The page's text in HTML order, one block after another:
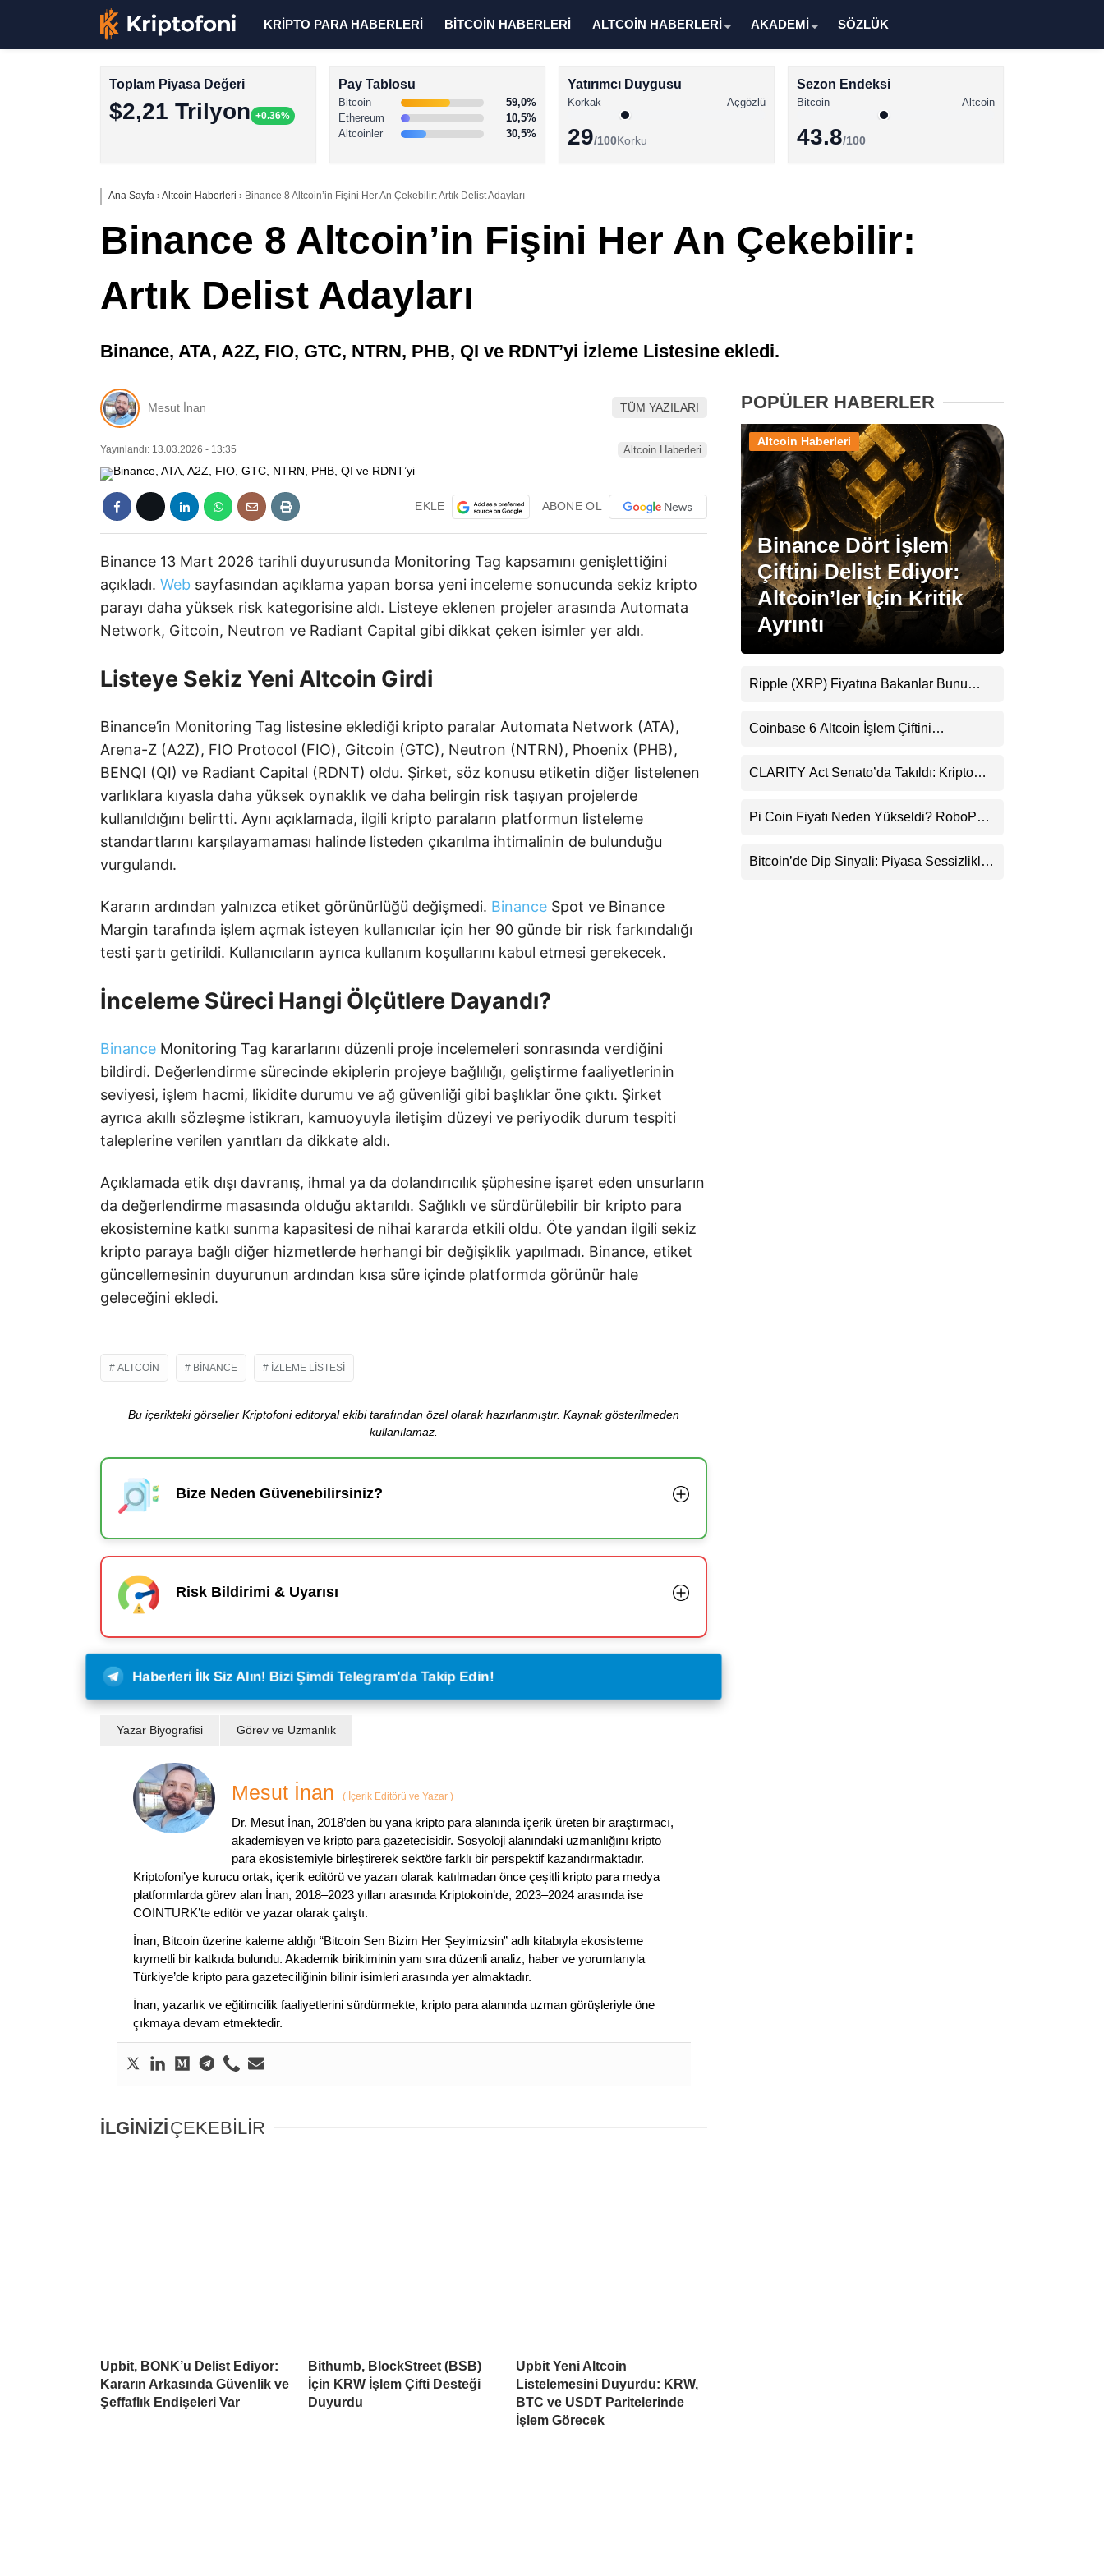
Stablecoin Haberleri
Facebook
Instagram
Youtube
KRİPTO PARA HABERLERİ BİTCOİN HABERLERİ ALTCOİN HABERLERİ AKADEMİ SÖZLÜK
Toplam Piyasa Değeri
$2,21 Trilyon +0.36%
Pay Tablosu
Bitcoin
59,0%
Ethereum
10,5%
Altcoinler
30,5%
Yatırımcı Duygusu
Korkak Açgözlü
29/100Korku
Sezon Endeksi
Bitcoin Altcoin
43.8/100
Ana Sayfa ›Altcoin Haberleri › Binance 8 Altcoin’in Fişini Her An Çekebilir: Artık Delist Adayları
Binance 8 Altcoin’in Fişini Her An Çekebilir:
Artık Delist Adayları
Binance, ATA, A2Z, FIO, GTC, NTRN, PHB, QI ve RDNT’yi İzleme Listesine ekledi.
Mesut İnan TÜM YAZILARI
Yayınlandı: 13.03.2026 - 13:35 Altcoin Haberleri
EKLE ABONE OL
Binance 13 Mart 2026 tarihli duyurusunda Monitoring Tag kapsamını genişlettiğini
açıkladı. Web sayfasından açıklama yapan borsa yeni inceleme sonucunda sekiz kripto
parayı daha yüksek risk kategorisine aldı. Listeye eklenen projeler arasında Automata
Network, Gitcoin, Neutron ve Radiant Capital gibi dikkat çeken isimler yer aldı.
Listeye Sekiz Yeni Altcoin Girdi
Binance’in Monitoring Tag listesine eklediği kripto paralar Automata Network (ATA),
Arena-Z (A2Z), FIO Protocol (FIO), Gitcoin (GTC), Neutron (NTRN), Phoenix (PHB),
BENQI (QI) ve Radiant Capital (RDNT) oldu. Şirket, söz konusu etiketin diğer listelenen
varlıklara kıyasla daha yüksek oynaklık ve daha belirgin risk taşıyan projelerde
kullanıldığını belirtti. Aynı açıklamada, ilgili kripto paraların platformun listeleme
standartlarını karşılayamaması halinde listeden çıkarılma ihtimalinin de bulunduğu
vurgulandı.
Kararın ardından yalnızca etiket görünürlüğü değişmedi. Binance Spot ve Binance
Margin tarafında işlem açmak isteyen kullanıcılar için her 90 günde bir risk farkındalığı
testi şartı getirildi. Kullanıcıların ayrıca kullanım koşullarını kabul etmesi gerekecek.
İnceleme Süreci Hangi Ölçütlere Dayandı?
Binance Monitoring Tag kararlarını düzenli proje incelemeleri sonrasında verdiğini
bildirdi. Değerlendirme sürecinde ekiplerin projeye bağlılığı, geliştirme faaliyetlerinin
seviyesi, işlem hacmi, likidite durumu ve ağ güvenliği gibi başlıklar öne çıktı. Şirket
ayrıca akıllı sözleşme istikrarı, kamuoyuyla iletişim düzeyi ve periyodik durum tespiti
taleplerine verilen yanıtları da dikkate aldı.
Açıklamada etik dışı davranış, ihmal ya da dolandırıcılık şüphesine işaret eden unsurların
da değerlendirme masasında olduğu aktarıldı. Sağlıklı ve sürdürülebilir bir kripto para
ekosistemine katkı sunma kapasitesi de nihai kararda etkili oldu. Öte yandan ilgili sekiz
kripto paraya bağlı diğer hizmetlerde herhangi bir değişiklik yapılmadı. Binance, etiket
güncellemesinin duyurunun ardından kısa süre içinde platformda görünür hale
geleceğini ekledi.
ALTCOIN BINANCE İZLEME LISTESI
Bu içerikteki görseller Kriptofoni editoryal ekibi tarafından özel olarak hazırlanmıştır. Kaynak gösterilmeden
kullanılamaz.
Bize Neden Güvenebilirsiniz?
Risk Bildirimi & Uyarısı
Haberleri İlk Siz Alın! Bizi Şimdi Telegram'da Takip Edin!
Yazar Biyografisi Görev ve Uzmanlık
Mesut İnan ( İçerik Editörü ve Yazar )
Dr. Mesut İnan, 2018’den bu yana kripto para alanında içerik üreten bir araştırmacı,
akademisyen ve kripto para gazetecisidir. Sosyoloji alanındaki uzmanlığını kripto
para ekosistemiyle birleştirerek sektöre farklı bir perspektif kazandırmaktadır.
Kriptofoni’ye kurucu ortak, içerik editörü ve yazarı olarak katılmadan önce çeşitli kripto para medya
platformlarda görev alan İnan, 2018–2023 yılları arasında Kriptokoin’de, 2023–2024 arasında ise
COINTURK’te editör ve yazar olarak çalıştı.
İnan, Bitcoin üzerine kaleme aldığı “Bitcoin Sen Bizim Her Şeyimizsin” adlı kitabıyla ekosisteme
kıymetli bir katkıda bulundu. Akademik birikiminin yanı sıra düzenli analiz, haber ve yorumlarıyla
Türkiye’de kripto para gazeteciliğinin bilinir isimleri arasında yer almaktadır.
İnan, yazarlık ve eğitimcilik faaliyetlerini sürdürmekte, kripto para alanında uzman görüşleriyle öne
çıkmaya devam etmektedir.
İLGİNİZİÇEKEBİLİR
Upbit, BONK’u Delist Ediyor:
Kararın Arkasında Güvenlik ve
Şeffaflık Endişeleri Var
Bithumb, BlockStreet (BSB)
İçin KRW İşlem Çifti Desteği
Duyurdu
Upbit Yeni Altcoin
Listelemesini Duyurdu: KRW,
BTC ve USDT Paritelerinde
İşlem Görecek
POPÜLER HABERLER
Binance Dört İşlem
Çiftini Delist Ediyor:
Altcoin’ler İçin Kritik
Ayrıntı
Altcoin Haberleri
Ripple (XRP) Fiyatına Bakanlar Bunu
Uyarı
Coinbase 6 Altcoin İşlem Çiftini
CLARITY Act Senato’da Takıldı: Kripto
Pi Coin Fiyatı Neden Yükseldi? RoboPay
Destekledi
Bitcoin’de Dip Sinyali: Piyasa Sessizlikle